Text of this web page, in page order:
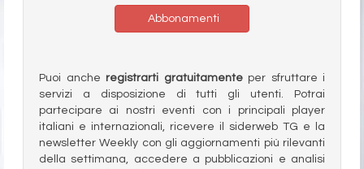
Abbonamenti
Puoi anche registrarti gratuitamenteper sfruttare i
servizi a disposizione di tutti gli utenti. Potrai
partecipare ai nostri eventi con i principali player
italiani e internazionali, ricevere il siderweb TG e la
newsletter Weekly con gli aggiornamenti più rilevanti
della settimana, accedere a pubblicazioni e analisi